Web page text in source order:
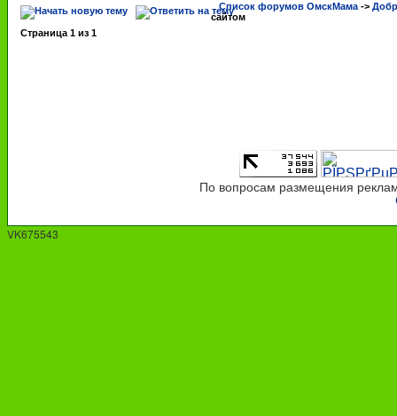
Список форумов ОмскМама ->
сайтом
Страница 1 из 1
По вопросам размещения
VK675543